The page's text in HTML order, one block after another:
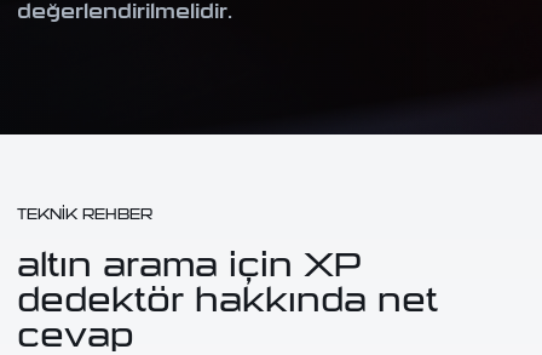
değerlendirilmelidir.
TEKNIK REHBER
altın arama için XP
dedektör hakkında net
cevap